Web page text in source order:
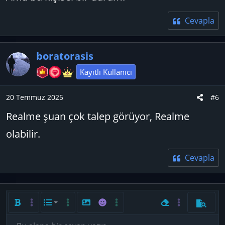
Cevapla
boratorasis
Kayıtlı Kullanıcı
20 Temmuz 2025 #6
Realme şuan çok talep görüyor, Realme
olabilir.
Cevapla
Kalın Daha fazla seçenek…
List Daha fazla seçenek…
Resim ekle
İfadelerDaha fazla seçenek…Biçimlendirmeyi
Daha fazla